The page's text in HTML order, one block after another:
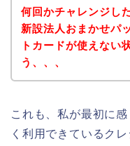
何回かチャレンジし
新設法人おまかせパ
トカードが使えない
う、、、
これも、私が最初に
く利用できているク